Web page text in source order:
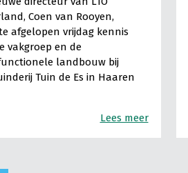
Coen van Rooyen,
afgelopen vrijdag kennis
vakgroep en de
landbouw bij
Tuin de Es in Haaren
Lees meer